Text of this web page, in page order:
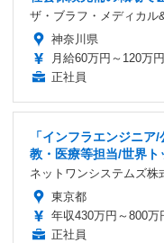
ザ・ブラフ・メディカル
神奈川県
月給60万円～120万円
正社員
「インフラエンジニ
教・医療等担当/世界ト
ネットワンシステムズ株
東京都
年収430万円～800万
正社員